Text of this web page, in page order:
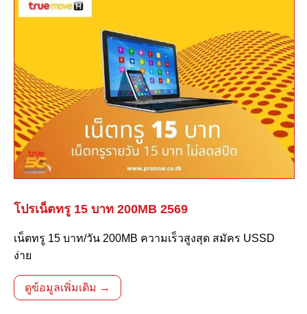
โปรเน็ตทรู 15 บาท 200MB 2569
เน็ตทรู 15 บาท/วัน 200MB ความเร็วสูงสุด สมัคร USSD
ง่าย
ดูข้อมูลเพิ่มเติม →